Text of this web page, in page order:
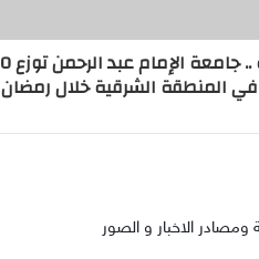
في المنطقة الشرقية خلال رمضان
الاخبار و الصور